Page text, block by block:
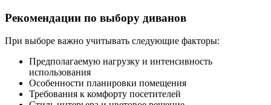
Рекомендации по выбору диванов
При выборе важно учитывать следующие факторы:
Предполагаемую нагрузку и интенсивность
использования
Особенности планировки помещения
Требования к комфорту посетителей